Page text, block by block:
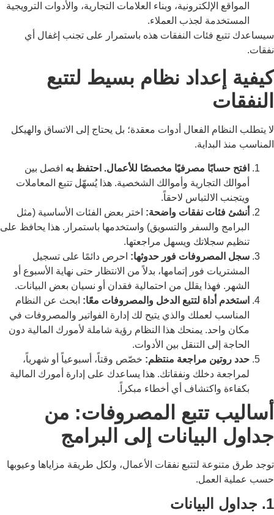
المواقع الإلكترونية، وبناء العلامات التجارية، والأدوات الترويجية
المستخدمة لجذب العملاء.
سيساعدك تتبع فئات النفقات هذه باستمرار على تجنب إغفال أي
نفقات.
كيفية إعداد نظام بسيط لتتبع
النفقات
لا يتطلب النظام الفعال أدوات معقدة؛ بل يحتاج إلى الاتساق والهيكل
المناسب منذ البداية.
افتح حسابًا مصرفيًا مخصصًا للأعمال. احتفظ به افصل بين
أموالك التجارية وأموالك الشخصية. هذا يُسهّل تتبع المعاملات
ويتجنب الالتباس لاحقاً.
أنشئ فئات نفقات واضحة: اختر بعض الفئات الأساسية (مثل
البرامج والسفر والتسويق) واستخدمها باستمرار. هذا يحافظ على
تنظيم سجلاتك ويسهل مراجعتها.
سجل المصروفات فور حدوثها: احرص دائمًا على تسجيل
المشتريات فور إتمامها، بدلاً من الانتظار حتى نهاية الأسبوع أو
الشهر. فهذا يقلل من احتمالية فقدان أو نسيان بعض البيانات.
استخدم أداة لتتبع الدخل والمصروفات معًا: ابحث عن النظام
المناسب لعملك والذي يتيح لك إدارة الفواتير والمصروفات في
مكان واحد. يمنحك هذا النظام رؤية شاملة لأمورك المالية دون
الحاجة إلى التنقل بين الأدوات.
حدد روتين مراجعة منتظم: خصّص وقتاً، أسبوعياً أو شهرياً،
لمراجعة دخلك ونفقاتك. هذا يساعدك على إدارة أمورك المالية
بكفاءة واكتشاف أي أخطاء مبكراً.
أساليب تتبع المصروفات: من
جداول البيانات إلى البرامج
توجد طرق متنوعة لتتبع نفقات الأعمال، ولكل طريقة مزاياها وعيوبها
حسب عملية العمل.
1. جداول البيانات